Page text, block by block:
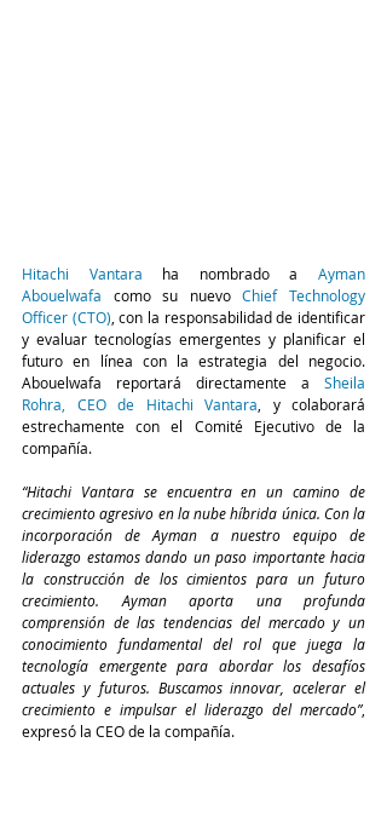
Hitachi Vantara ha nombrado a Ayman
Abouelwafa como su nuevo Chief Technology
Officer (CTO) , con la responsabilidad de identificar
y evaluar tecnologías emergentes y planificar el
futuro en línea con la estrategia del negocio.
Abouelwafa reportará directamente a Sheila
Rohra, CEO de Hitachi Vantara , y colaborará
estrechamente con el Comité Ejecutivo de la
compañía.
“Hitachi Vantara se encuentra en un camino de
crecimiento agresivo en la nube híbrida única. Con la
incorporación de Ayman a nuestro equipo de
liderazgo estamos dando un paso importante hacia
la construcción de los cimientos para un futuro
crecimiento. Ayman aporta una profunda
comprensión de las tendencias del mercado y un
conocimiento fundamental del rol que juega la
tecnología emergente para abordar los desafíos
actuales y futuros. Buscamos innovar, acelerar el
crecimiento e impulsar el liderazgo del mercado”,
expresó la CEO de la compañía.